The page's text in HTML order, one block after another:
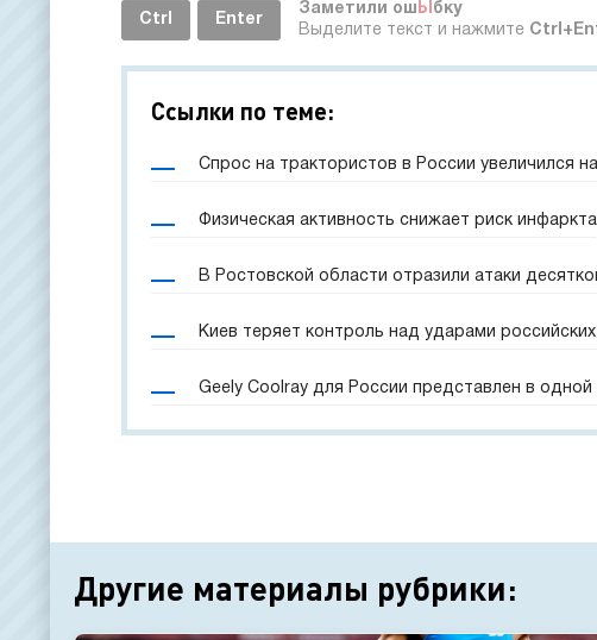
Ctrl Enter
Заметили ош Ы бку
Выделите текст и нажмите
Ссылки по теме:
Спрос на трактористов в России увеличился
Физическая активность снижает риск инфаркта
В Ростовской области отразили атаки
Киев теряет контроль над ударами
Geely Coolray для России представлен в одной
Другие материалы рубрики: